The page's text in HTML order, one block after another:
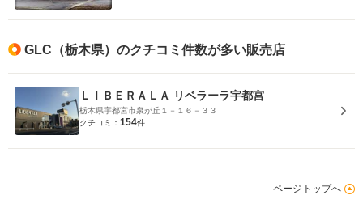
GLC（栃木県）のクチコミ件数が多い販売店
ＬＩＢＥＲＡＬＡ リベラーラ宇都宮
栃木県宇都宮市泉が丘１－１６－３３
クチコミ： 154件
ページトップへ